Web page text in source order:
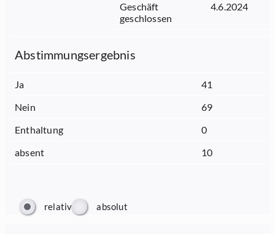
Geschäft
geschlossen
4.6.2024
Abstimmungsergebnis
Ja
41
Nein
69
Enthaltung
0
absent
10
relativ absolut